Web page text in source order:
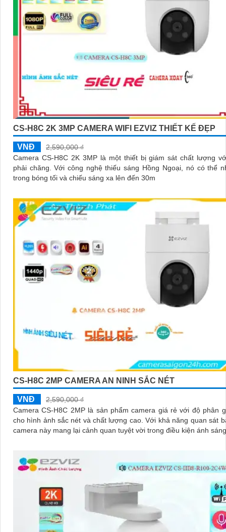
CS-H8C 2K 3MP CAMERA WIFI EZVIZ THIẾT KẾ ĐẸP
VNĐ
2,590,000 ₫
Camera CS-H8C 2K 3MP là một thiết bị giám sát chất lượng
phải chăng. Với công nghệ thiếu sáng Hồng Ngoại, nó có thể nhìn thấy
trong bóng tối và chiếu sáng xa lên đến 30m
CS-H8C 2MP CAMERA AN NINH SẮC NÉT
VNĐ
2,590,000 ₫
Camera CS-H8C 2MP là sản phẩm camera giá rẻ với độ phân
cho hình ảnh sắc nét và chất lượng cao. Với khả năng quan sát ban đêm,
camera này mang lại cảnh quan tuyệt vời trong điều kiện ánh